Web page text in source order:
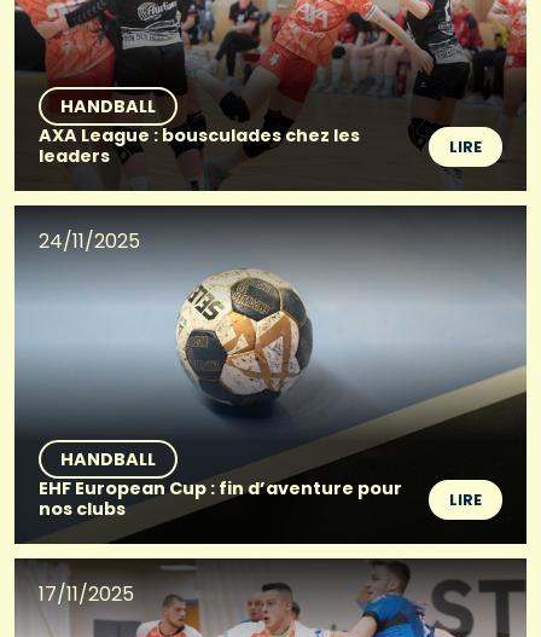
HANDBALL
AXA League : bousculades chez les
leaders
LIRE
24/11/2025
HANDBALL
EHF European Cup : fin d’aventure pour
nos clubs
LIRE
17/11/2025